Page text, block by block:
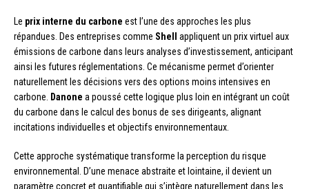
Le prix interne du carbone est l’une des approches les plus
répandues. Des entreprises comme Shell
appliquent un prix virtuel aux
émissions de carbone dans leurs analyses d’investissement, anticipant
ainsi les futures réglementations. Ce mécanisme permet d’orienter
naturellement les décisions vers des options moins intensives en
carbone.
Danone a poussé cette logique plus loin en intégrant un coût
du carbone dans le calcul des bonus de ses dirigeants, alignant
incitations individuelles et objectifs environnementaux.
Cette approche systématique transforme la perception du risque
environnemental. D’une menace abstraite et lointaine, il devient un
paramètre concret et quantifiable qui s’intègre naturellement dans les